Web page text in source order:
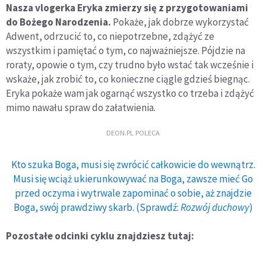
Nasza vlogerka Eryka zmierzy się z przygotowaniami
do Bożego Narodzenia. Pokaże, jak dobrze wykorzystać
Adwent, odrzucić to, co niepotrzebne, zdążyć ze
wszystkim i pamiętać o tym, co najważniejsze. Pójdzie na
roraty, opowie o tym, czy trudno było wstać tak wcześnie i
wskaże, jak zrobić to, co konieczne ciągle gdzieś biegnąc.
Eryka pokaże wam jak ogarnąć wszystko co trzeba i zdążyć
mimo nawału spraw do załatwienia.
DEON.PL POLECA
Kto szuka Boga, musi się zwrócić całkowicie do wewnątrz.
Musi się wciąż ukierunkowywać na Boga, zawsze mieć Go
przed oczyma i wytrwale zapominać o sobie, aż znajdzie
Boga, swój prawdziwy skarb. (Sprawdź:Rozwój duchowy)
Pozostałe odcinki cyklu znajdziesz tutaj: